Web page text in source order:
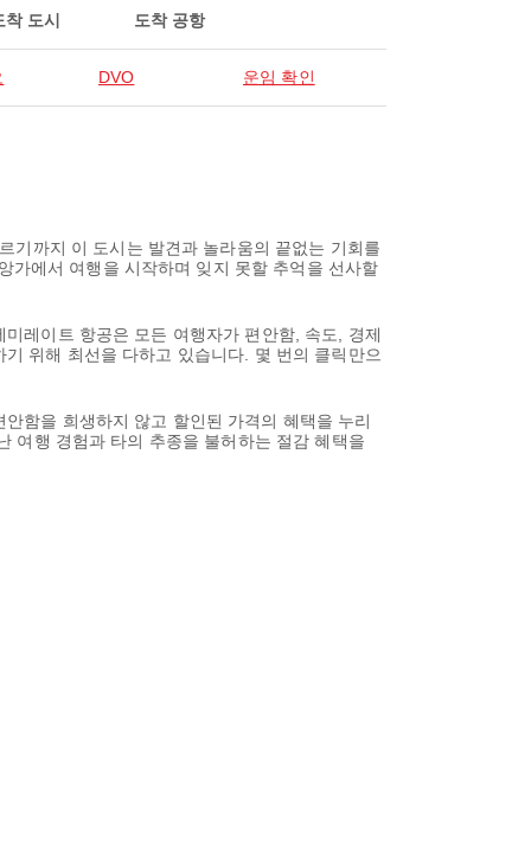
착 도시 도착 공항
DVO 운임 확인
기까지 이 도시는 발견과 놀라움의 끝없는 기회를
가에서 여행을 시작하며 잊지 못할 추억을 선사할
레이트 항공은 모든 여행자가 편안함, 속도, 경제
위해 최선을 다하고 있습니다. 몇 번의 클릭만으
함을 희생하지 않고 할인된 가격의 혜택을 누리
여행 경험과 타의 추종을 불허하는 절감 혜택을